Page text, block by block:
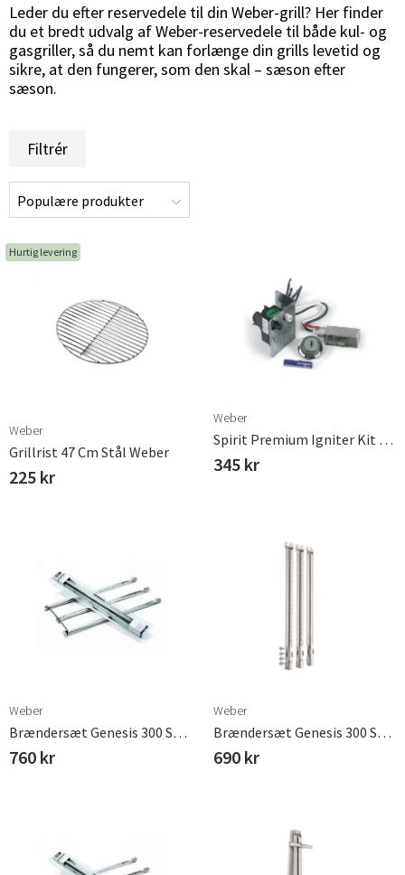
Leder du efter reservedele til din Weber-grill? Her finder
du et bredt udvalg af Weber-reservedele til både kul- og
gasgriller, så du nemt kan forlænge din grills levetid og
sikre, at den fungerer, som den skal – sæson efter
sæson.
Filtrér
Hurtig levering
Weber
Grillrist 47 Cm Stål Weber
225 kr
Weber
Spirit Premium Igniter Kit Weber
345 kr
Weber
Brændersæt Genesis 300 Serie 2008 Weber
760 kr
Weber
Brændersæt Genesis 300 Serie 2011 Weber
690 kr